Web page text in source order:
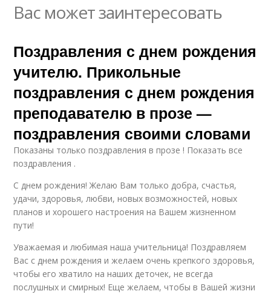
Вас может заинтересовать
Поздравления с днем рождения
учителю. Прикольные
поздравления с днем рождения
преподавателю в прозе —
поздравления своими словами
Показаны только поздравления в прозе ! Показать все
поздравления .
С днем рождения! Желаю Вам только добра, счастья,
удачи, здоровья, любви, новых возможностей, новых
планов и хорошего настроения на Вашем жизненном
пути!
Уважаемая и любимая наша учительница! Поздравляем
Вас с днем рождения и желаем очень крепкого здоровья,
чтобы его хватило на наших деточек, не всегда
послушных и смирных! Еще желаем, чтобы в Вашей жизни